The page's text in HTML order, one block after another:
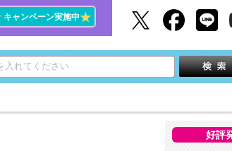
キャンペーン実施中★
好評